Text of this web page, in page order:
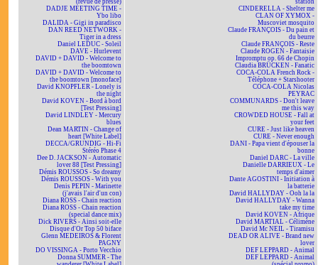
(revue de presse)
DADJE MEETING TIME -
Ybo libo
DALIDA - Gigi in paradisco
DAN REED NETWORK -
Tiger in a dress
Daniel LEDUC - Soleil
DAVE - Hurlevent
DAVID + DAVID - Welcome to
the boomtown
DAVID + DAVID - Welcome to
the boomtown [monoface]
David KNOPFLER - Lonely is
the night
David KOVEN - Bord à bord
[Test Pressing]
David LINDLEY - Mercury
blues
Dean MARTIN - Change of
heart [White Label]
DECCA/GRUNDIG - Hi-Fi
Stéréo Phase 4
Dee D. JACKSON - Automatic
lover 88 [Test Pressing]
Démis ROUSSOS - So dreamy
Démis ROUSSOS - With you
Denis PEPIN - Marinette
(j'avais l'air d'un con)
Diana ROSS - Chain reaction
Diana ROSS - Chain reaction
(special dance mix)
Dick RIVERS - Ainsi soit-elle
Disque d'Or Top 50 biface
Glenn MEDEIROS & Florent
PAGNY
DO VISSINGA - Porto Vecchio
Donna SUMMER - The
station
CINDERELLA - Shelter me
CLAN OF XYMOX -
Muscoviet mosquito
Claude FRANÇOIS - Du pain et
du beurre
Claude FRANÇOIS - Reste
Claude ROGEN - Fantaisie
Impromptu op. 66 de Chopin
Claudia BRÜCKEN - Fanatic
COCA-COLA French Rock -
Téléphone + Starshooter
COCA-COLA Nicolas
PEYRAC
COMMUNARDS - Don't leave
me this way
CROWDED HOUSE - Fall at
your feet
CURE - Just like heaven
CURE - Never enough
DANI - Papa vient d'épouser la
bonne
Daniel DARC - La ville
Danielle DARRIEUX - Le
temps d'aimer
Dante AGOSTINI - Initiation à
la batterie
David HALLYDAY - Ooh la la
David HALLYDAY - Wanna
take my time
David KOVEN - Afrique
David MARTIAL - Célimène
David Mc NEIL - Tiramisu
DEAD OR ALIVE - Brand new
lover
DEF LEPPARD - Animal
DEF LEPPARD - Animal